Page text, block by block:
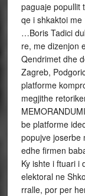
paguaje popullit
qe i shkaktoi
…Boris Tadici
re, me dizenjon
Qendrimet dhe
Zagreb,
platforme
megjithe
be platforme
popujve joserbe
edhe firmen
Ky ishte i ftuari i
elektoral ne
rralle, por per